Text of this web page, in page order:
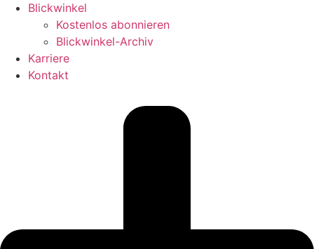
Blickwinkel
Kostenlos abonnieren
Blickwinkel-Archiv
Karriere
Kontakt